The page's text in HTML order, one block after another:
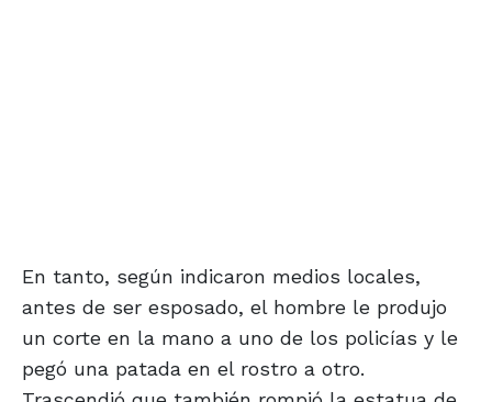
En tanto, según indicaron medios locales,
antes de ser esposado, el hombre le produjo
un corte en la mano a uno de los policías y le
pegó una patada en el rostro a otro.